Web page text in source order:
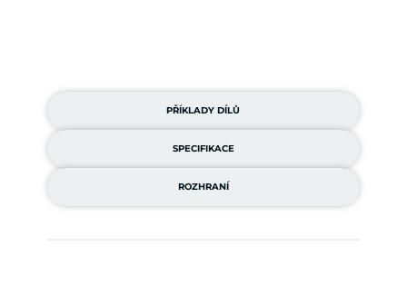
PŘÍKLADY DÍLŮ
SPECIFIKACE
ROZHRANÍ